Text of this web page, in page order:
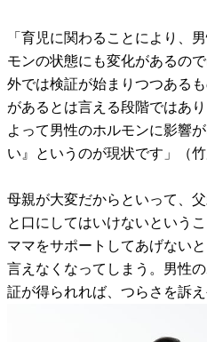
「育児に関わることにより、
モンの状態にも変化があるの
外では検証が始まりつつある
があるとは言える段階ではあ
よって男性のホルモンに影響
い』というのが現状です」（
母親が大変だからといって、
と口にしてはいけないという
ママをサポートしてあげない
言えなくなってしまう。男性
証が得られれば、つらさを訴